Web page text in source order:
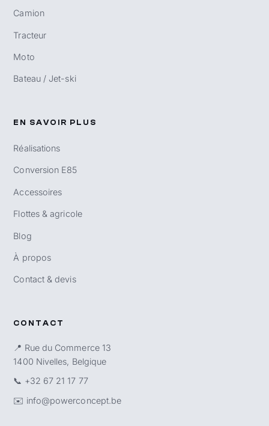
Camion
Tracteur
Moto
Bateau / Jet-ski
EN SAVOIR PLUS
Réalisations
Conversion E85
Accessoires
Flottes & agricole
Blog
À propos
Contact & devis
CONTACT
📍 Rue du Commerce 13
1400 Nivelles, Belgique
📞 +32 67 21 17 77
✉️ info@powerconcept.be